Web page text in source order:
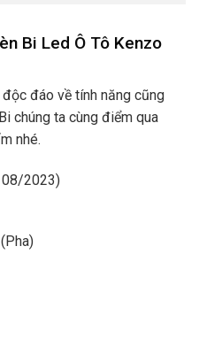
Bi Led Ô Tô Kenzo
đáo về tính năng cũng
chúng ta cùng điểm qua
nhé.
08/2023)